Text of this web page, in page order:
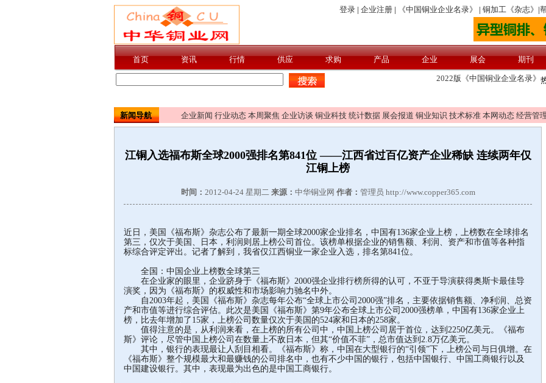
新闻导航 企业新闻 行业动态 本周聚焦 企业访谈 铜业科技 统计数据 展会报道 铜业知识 技术标准 本网动态 经营管
江铜入选福布斯全球2000强排名第841位 ——江西省过百亿资产企业稀缺 连续两年仅
江铜上榜
时间： 2012-04-24 星期二 来源： 中华铜业网 作者： 管理员 http://www.copper365.com
近日，美国《福布斯》杂志公布了最新一期全球2000家企业排名，中国有136家企业上榜，上榜数在全球排名
第三，仅次于美国、日本，利润则居上榜公司首位。该榜单根据企业的销售额、利润、资产和市值等各种指
标综合评定评出。记者了解到，我省仅江西铜业一家企业入选，排名第841位。
全国：中国企业上榜数全球第三
在企业家的眼里，企业跻身于《福布斯》2000强企业排行榜所得的认可，不亚于导演获得奥斯卡最佳导
演奖，因为《福布斯》的权威性和市场影响力驰名中外。
自2003年起，美国《福布斯》杂志每年公布“全球上市公司2000强”排名，主要依据销售额、净利润、总资
产和市值等进行综合评估。此次是美国《福布斯》第9年公布全球上市公司2000强榜单，中国有136家企业上
榜，比去年增加了15家，上榜公司数量仅次于美国的524家和日本的258家。
值得注意的是，从利润来看，在上榜的所有公司中，中国上榜公司居于首位，达到2250亿美元。《福布
斯》评论，尽管中国上榜公司在数量上不敌日本，但其“价值不菲”，总市值达到2.8万亿美元。
其中，银行的表现最让人刮目相看。《福布斯》称，中国在大型银行的“引领”下，上榜公司与日俱增。在
《福布斯》整个规模最大和最赚钱的公司排名中，也有不少中国的银行，包括中国银行、中国工商银行以及
中国建设银行。其中，表现最为出色的是中国工商银行。